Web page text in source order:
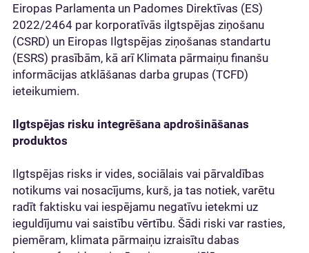
Eiropas Parlamenta un Padomes Direktīvas (ES)
2022/2464 par korporatīvās ilgtspējas ziņošanu
(CSRD) un Eiropas Ilgtspējas ziņošanas standartu
(ESRS) prasībām, kā arī Klimata pārmaiņu finanšu
informācijas atklāšanas darba grupas (TCFD)
ieteikumiem.
Ilgtspējas risku integrēšana apdrošināšanas
produktos
Ilgtspējas risks ir vides, sociālais vai pārvaldības
notikums vai nosacījums, kurš, ja tas notiek, varētu
radīt faktisku vai iespējamu negatīvu ietekmi uz
ieguldījumu vai saistību vērtību. Šādi riski var rasties,
piemēram, klimata pārmaiņu izraisītu dabas